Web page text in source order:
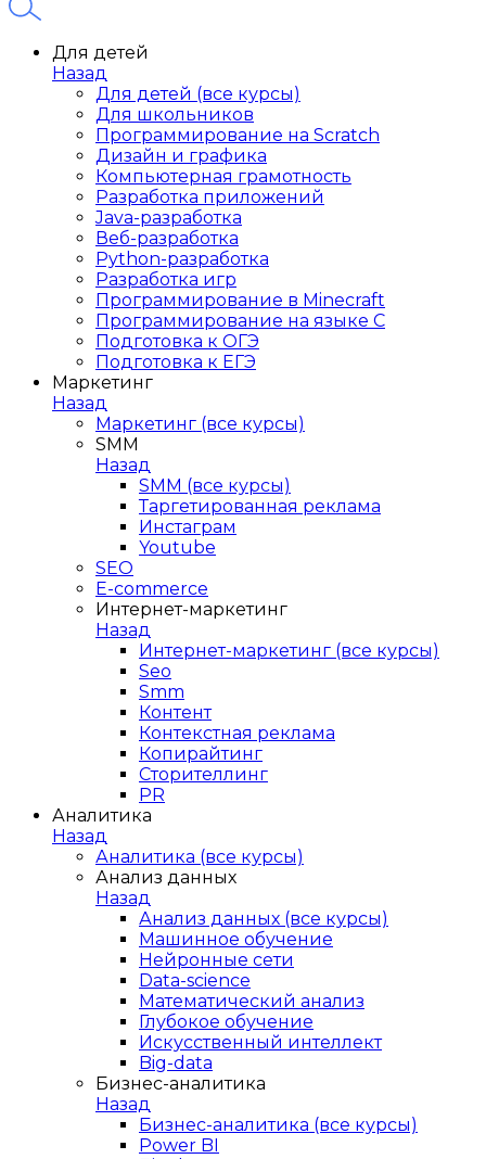
Для детей
Назад
Для детей (все курсы)
Для школьников
Программирование на Scratch
Дизайн и графика
Компьютерная грамотность
Разработка приложений
Java-разработка
Веб-разработка
Python-разработка
Разработка игр
Программирование в Minecraft
Программирование на языке C
Подготовка к ОГЭ
Подготовка к ЕГЭ
Маркетинг
Назад
Маркетинг (все курсы)
SMM
Назад
SMM (все курсы)
Таргетированная реклама
Инстаграм
Youtube
SEO
E-сommerce
Интернет-маркетинг
Назад
Интернет-маркетинг (все курсы)
Seo
Smm
Контент
Контекстная реклама
Копирайтинг
Сторителлинг
PR
Аналитика
Назад
Аналитика (все курсы)
Анализ данных
Назад
Анализ данных (все курсы)
Машинное обучение
Нейронные сети
Data-science
Математический анализ
Глубокое обучение
Искусственный интеллект
Big-data
Бизнес-аналитика
Назад
Бизнес-аналитика (все курсы)
Power BI